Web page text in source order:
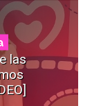
las